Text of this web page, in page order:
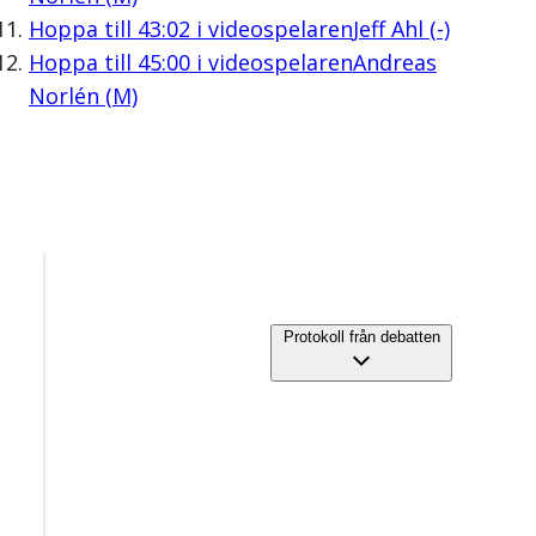
Hoppa till 43:02 i videospelarenJeff Ahl (-)
Hoppa till 45:00i videospelarenAndreas
Norlén (M)
Protokoll från debatten